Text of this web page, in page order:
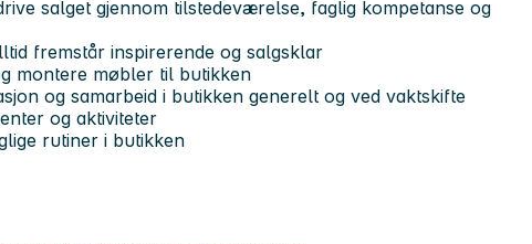
salget gjennom tilstedeværelse, faglig kompetanse og
fremstår inspirerende og salgsklar
montere møbler til butikken
og samarbeid i butikken generelt og ved vaktskifte
og aktiviteter
rutiner i butikken